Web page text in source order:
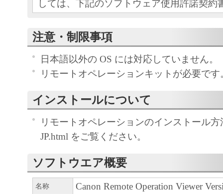
しては、下記のソフトウェア使用許諾契約
ックした時点で、お客様は本契約書に合意
されます。お客様が本契約書にご同意いた
は、本ソフトウェアを使用することはでき
キヤノン株式会社（以下キヤノンと言いま
フトウェアである「Remote Operation
（以下「許諾ソフトウェア」と言います。
用権を下記条項に基づき許諾し、お客様も
意いただくものとします。
注意・制限事項
日本語以外の OS には対応していません。
リモートオペレーションキットが必要です
インストールについて
リモートオペレーションのインストール方
JP.html をご覧ください。
ソフトウエア概要
名称 Canon Remote Operation Viewer